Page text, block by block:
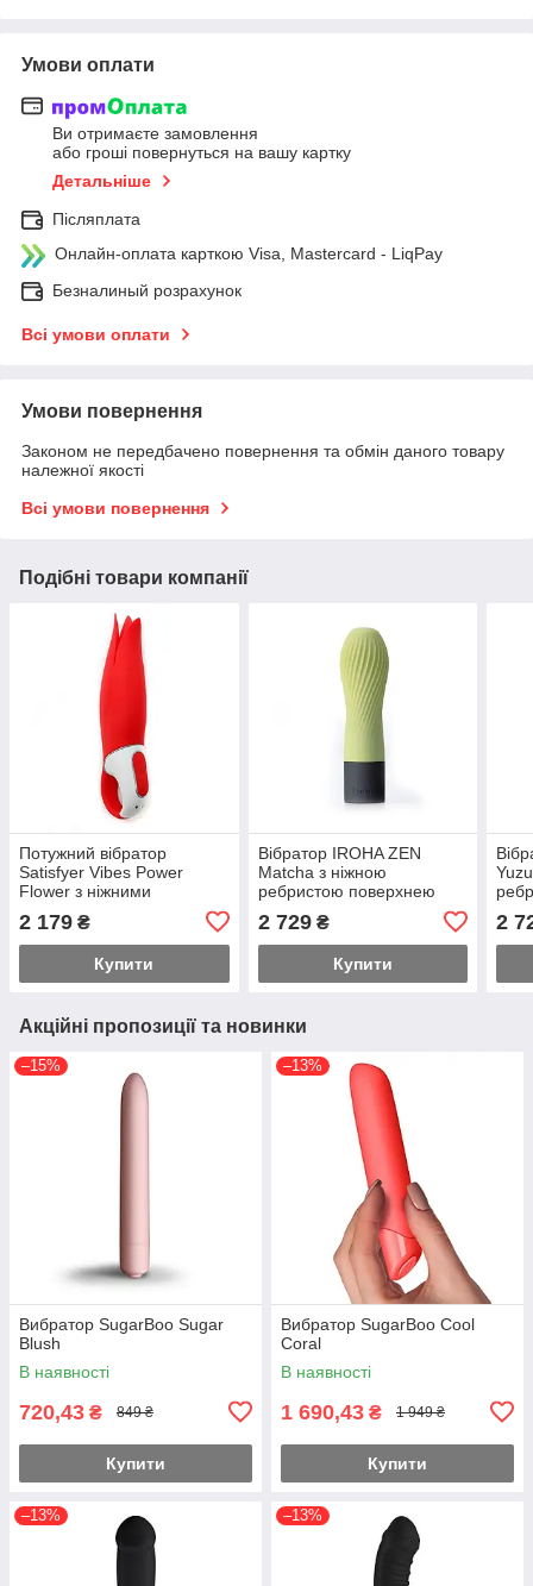
Умови оплати
Ви отримаєте замовлення
або гроші повернуться на вашу картку
Детальніше
Післяплата
Онлайн-оплата карткою Visa, Mastercard - LiqPay
Безналиный розрахунок
Всі умови оплати
Умови повернення
Законом не передбачено повернення та обмін даного товару
належної якості
Всі умови повернення
Подібні товари компанії
Потужний вібратор
Satisfyer Vibes Power
Flower з ніжними
пелюстками, що тріпотять,
12 режимів роботи
Feromon
2 179 ₴
Купити
Вібратор IROHA ZEN
Matcha з ніжною
ребристою поверхнею
2 729₴
Купити
2
Акційні пропозиції та новинки
–15%
Вибратор SugarBoo Sugar
Blush
В наявності
720,43 ₴ 849 ₴
Купити
–13%
Вибратор SugarBoo Cool
Coral
В наявності
1 690,43 ₴ 1 949 ₴
Купити
–13% –13%